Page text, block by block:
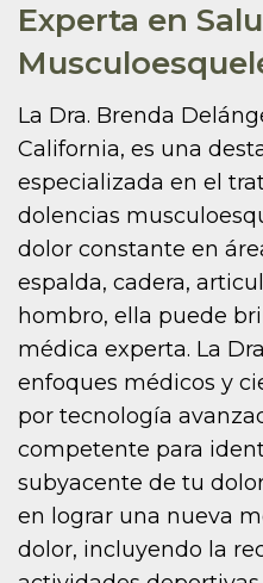
Experta en
La Dra. Brenda
California, es una
especializada en el
dolencias
dolor constante en
espalda, cadera,
hombro, ella puede
médica experta. La
enfoques médicos y
por tecnología
competente para
subyacente de tu
en lograr una nueva
dolor, incluyendo la